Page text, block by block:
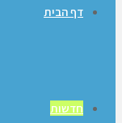
דף הבית
חדשות